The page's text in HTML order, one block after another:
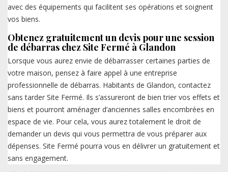
avec des équipements qui facilitent ses opérations et soignent
vos biens.
Obtenez gratuitement un devis pour une session
de débarras chez Site Fermé à Glandon
Lorsque vous aurez envie de débarrasser certaines parties de
votre maison, pensez à faire appel à une entreprise
professionnelle de débarras. Habitants de Glandon, contactez
sans tarder Site Fermé. Ils s’assureront de bien trier vos effets et
biens et pourront aménager d’anciennes salles encombrées en
espace de vie. Pour cela, vous aurez totalement le droit de
demander un devis qui vous permettra de vous préparer aux
dépenses. Site Fermé pourra vous en délivrer un gratuitement et
sans engagement.